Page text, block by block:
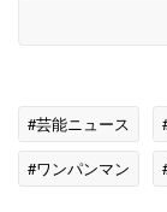
#芸能ニュース
#ワンパンマン